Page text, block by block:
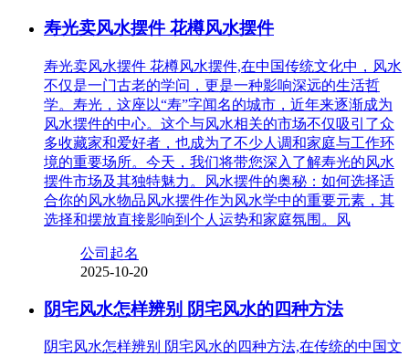
寿光卖风水摆件 花樽风水摆件
寿光卖风水摆件 花樽风水摆件,在中国传统文化中，风水
不仅是一门古老的学问，更是一种影响深远的生活哲
学。寿光，这座以“寿”字闻名的城市，近年来逐渐成为
风水摆件的中心。这个与风水相关的市场不仅吸引了众
多收藏家和爱好者，也成为了不少人调和家庭与工作环
境的重要场所。今天，我们将带您深入了解寿光的风水
摆件市场及其独特魅力。风水摆件的奥秘：如何选择适
合你的风水物品风水摆件作为风水学中的重要元素，其
选择和摆放直接影响到个人运势和家庭氛围。风
公司起名
2025-10-20
阴宅风水怎样辨别 阴宅风水的四种方法
阴宅风水怎样辨别 阴宅风水的四种方法,在传统的中国文